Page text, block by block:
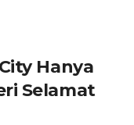
Hanya
Selamat